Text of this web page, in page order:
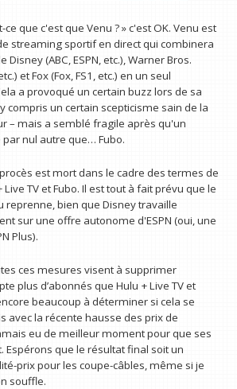
que c'est que Venu ? » c'est OK. Venu est
streaming sportif en direct qui combinera
(ABC, ESPN, etc.), Warner Bros.
et Fox (Fox, FS1, etc.) en un seul
a provoqué un certain buzz lors de sa
compris un certain scepticisme sain de la
– mais a semblé fragile après qu'un
nul autre que… Fubo.
est mort dans le cadre des termes de
TV et Fubo. Il est tout à fait prévu que le
reprenne, bien que Disney travaille
sur une offre autonome d'ESPN (oui, une
Plus).
ces mesures visent à supprimer
plus d’abonnés que Hulu + Live TV et
beaucoup à déterminer si cela se
avec la récente hausse des prix de
eu de meilleur moment pour que ses
Espérons que le résultat final soit un
prix pour les coupe-câbles, même si je
souffle.